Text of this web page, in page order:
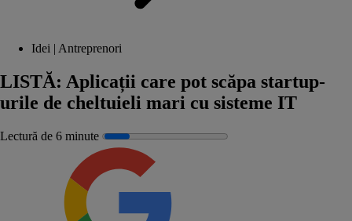
Idei | Antreprenori
LISTĂ: Aplicații care pot scăpa startup-
urile de cheltuieli mari cu sisteme IT
Lectură de 6 minute